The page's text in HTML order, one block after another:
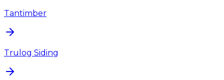
Tantimber
Trulog Siding